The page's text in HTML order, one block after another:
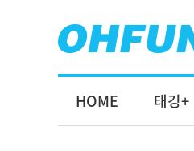
HOME 태깅+